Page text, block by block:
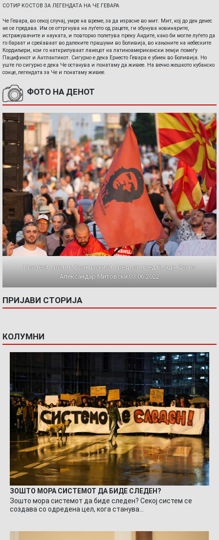
СОТИР КОСТОВ ЗА ЛЕГЕНДАТА НА ЧЕ ГЕВАРА
Че Гевара, во секој случај, умре на време, за да израсне во мит. Мит, кој до ден денес
не се предава. Им се оттргнува на луѓето од рацете, ги збунува новинарите,
истражувачите и науката, и повторно полетува преку Андите, како би могле луѓето да
го бараат и среќаваат во далеките прашуми во Боливија, во кањоните на небеските
Кордиљери, кои го наткрилуваат ланецот на латиноамерикански земји помеѓу
Пацификот и Антлантикот. Сигурно е дека Ернесто Гевара е убиен во Боливија. Но
уште по сигурно е дека Че останува и понатаму да живее. На вечно жешкото кубанско
сонце, легендата за Че и понатаму живее.
ФОТО НА ДЕНОТ
Протест против францускиот предлог пред Влада. Фото:
Александар Митовски,03.06.2022
ПРИЈАВИ СТОРИЈА
КОЛУМНИ
ЗОШТО МОРА СИСТЕМОТ ДА БИДЕ СЛЕДЕН?
Зошто мора системот да биде следен? Секој систем се
создава со одредена цел, кога станува…